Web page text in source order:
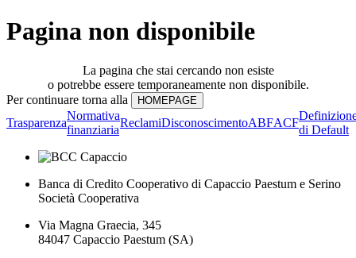
Pagina non disponibile
La pagina che stai cercando non esiste
o potrebbe essere temporaneamente non disponibile.
Per continuare torna alla
Trasparenza
Normativa
finanziaria
ReclamiDisconoscimentoABFACF
di Default
Banca di Credito Cooperativo di Capaccio Paestum e Serino
Società Cooperativa
Via Magna Graecia, 345
84047 Capaccio Paestum (SA)